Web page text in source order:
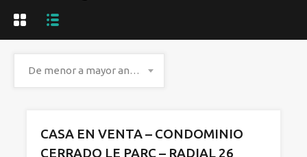
De menor a mayor antigüedad
CASA EN VENTA – CONDOMINIO
CERRADO LE PARC – RADIAL 26